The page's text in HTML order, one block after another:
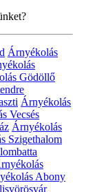
Árnyékolás
Gödöllő
Árnyékolás
Vecsés
Árnyékolás
Szigethalom
Abony